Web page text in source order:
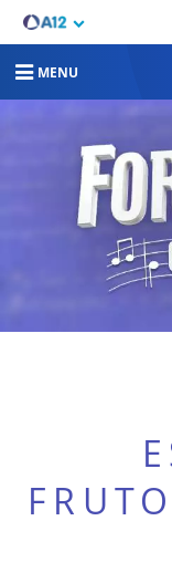
MENU